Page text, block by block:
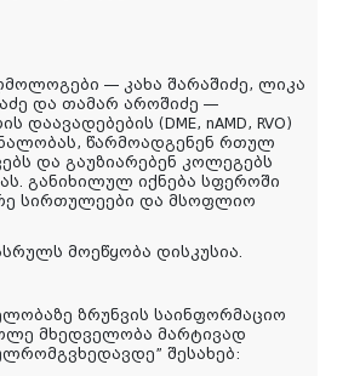
— კახა შარაშიძე, ლიკა
და თამარ აროშიძე —
დაავადებების (DME, nAMD, RVO)
წარმოადგენენ რთულ
და გაუზიარებენ კოლეგებს
განიხილულ იქნება სფეროში
სირთულეები და მსოფლიო
მოეწყობა დისკუსია.
ზრუნვის საინფორმაციო
მხედველობა მარტივად
შესახებ: